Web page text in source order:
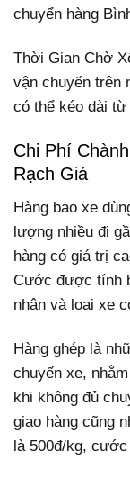
chuyển hàng
Thời Gian Chờ
vận chuyển trên
có thể kéo dài
Chi Phí
Rạch Giá
Hàng bao xe
lượng nhiều đi
hàng có giá trị
Cước được tính
nhận và loại xe
Hàng ghép là
chuyến xe,
khi không đủ
giao hàng cũng
là 500đ/kg,